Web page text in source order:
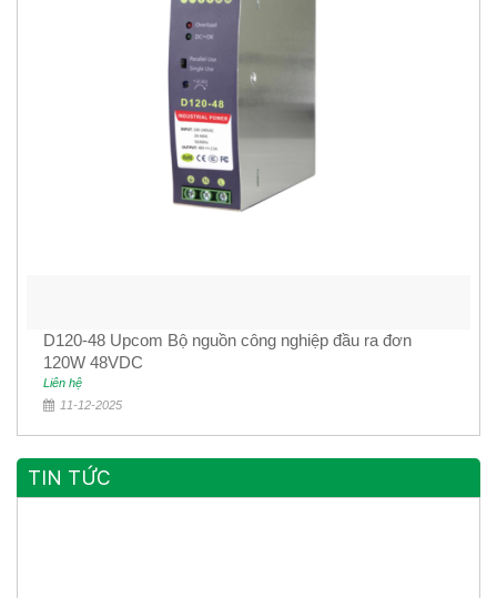
D120-48 Upcom Bộ nguồn công nghiệp đầu ra đơn
120W 48VDC
Liên hệ
11-12-2025
TIN TỨC